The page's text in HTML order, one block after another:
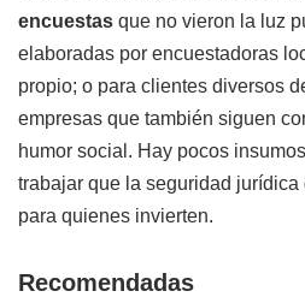
encuestas que no vieron la luz
elaboradas por encuestadoras
propio; o para clientes diversos
empresas que también siguen
humor social. Hay pocos
trabajar que la seguridad
para quienes invierten.
Recomendadas